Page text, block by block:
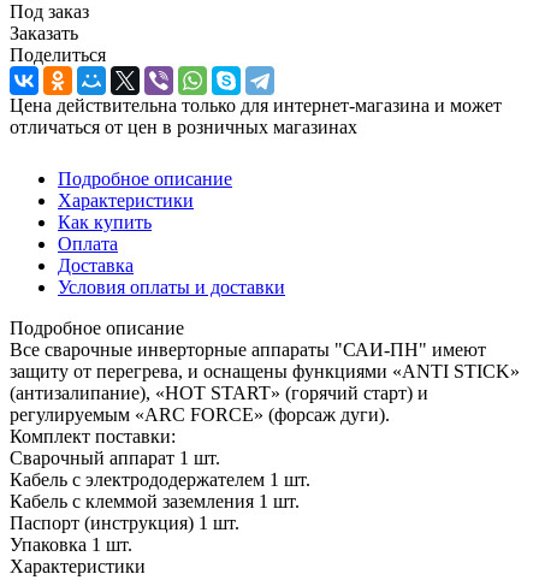
Под заказ
Заказать
Поделиться
Цена действительна только для интернет-магазина и может
отличаться от цен в розничных магазинах
Подробное описание
Характеристики
Как купить
Оплата
Доставка
Условия оплаты и доставки
Подробное описание
Все сварочные инверторные аппараты "САИ-ПН" имеют
защиту от перегрева, и оснащены функциями «ANTI STICK»
(антизалипание), «HOT START» (горячий старт) и
регулируемым «ARC FORCE» (форсаж дуги).
Комплект поставки:
Сварочный аппарат 1 шт.
Кабель с электрододержателем 1 шт.
Кабель с клеммой заземления 1 шт.
Паспорт (инструкция) 1 шт.
Упаковка 1 шт.
Характеристики